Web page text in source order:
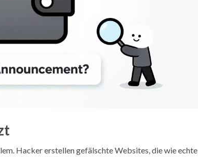
Hacker erstellen gefälschte Websites, die wie echte